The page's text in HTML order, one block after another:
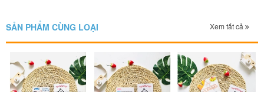
SẢN PHẨM CÙNG LOẠI Xem tất cả